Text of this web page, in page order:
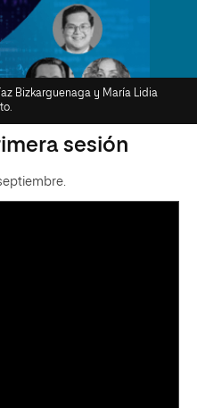
Bizkarguenaga y María Lidia
sesión